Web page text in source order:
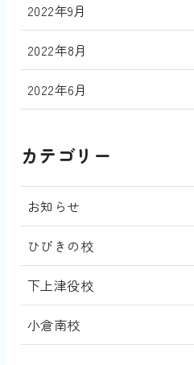
2022年9月
2022年8月
2022年6月
カテゴリー
お知らせ
ひびきの校
下上津役校
小倉南校